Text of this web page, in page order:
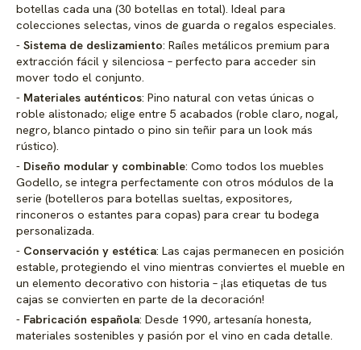
botellas cada una (30 botellas en total). Ideal para
colecciones selectas, vinos de guarda o regalos especiales.
Sistema de deslizamiento: Raíles metálicos premium para
extracción fácil y silenciosa – perfecto para acceder sin
mover todo el conjunto.
Materiales auténticos: Pino natural con vetas únicas o
roble alistonado; elige entre 5 acabados (roble claro, nogal,
negro, blanco pintado o pino sin teñir para un look más
rústico).
Diseño modular y combinable: Como todos los muebles
Godello, se integra perfectamente con otros módulos de la
serie (botelleros para botellas sueltas, expositores,
rinconeros o estantes para copas) para crear tu bodega
personalizada.
Conservación y estética: Las cajas permanecen en posición
estable, protegiendo el vino mientras conviertes el mueble en
un elemento decorativo con historia – ¡las etiquetas de tus
cajas se convierten en parte de la decoración!
Fabricación española: Desde 1990, artesanía honesta,
materiales sostenibles y pasión por el vino en cada detalle.